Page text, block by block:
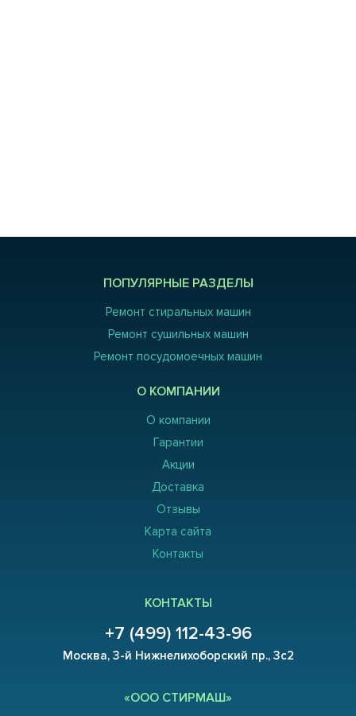
ПОПУЛЯРНЫЕ РАЗДЕЛЫ
Ремонт стиральных машин
Ремонт сушильных машин
Ремонт посудомоечных машин
О КОМПАНИИ
О компании
Гарантии
Акции
Доставка
Отзывы
Карта сайта
Контакты
КОНТАКТЫ
+7 (499) 112-43-96
Москва, 3-й Нижнелихоборский пр., 3с2
«ООО СТИРМАШ»